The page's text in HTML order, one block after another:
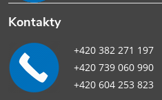
Kontakty
+420 382 271 197
+420 739 060 990
+420 604 253 823